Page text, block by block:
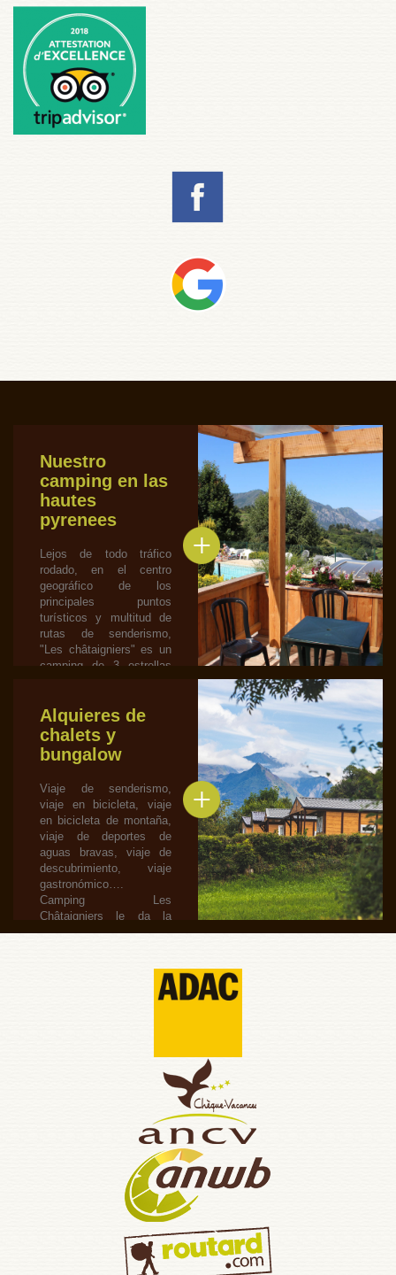
Nuestro
camping en las
hautes
pyrenees
Lejos de todo tráfico
rodado, en el centro
geográfico de los
principales puntos
turísticos y multitud de
rutas de senderismo,
"Les châtaigniers" es un
camping de 3 estrellas
Alquieres de
chalets y
bungalow
Viaje de senderismo,
viaje en bicicleta, viaje
en bicicleta de montaña,
viaje de deportes de
aguas bravas, viaje de
descubrimiento, viaje
gastronómico….
Camping Les
Châtaigniers le da la
bienvenida en la